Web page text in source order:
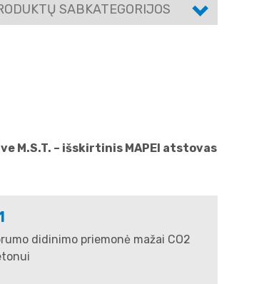
SABKATEGORIJOS
M.S.T. – išskirtinis MAPEI atstovas
didinimo priemonė mažai CO2